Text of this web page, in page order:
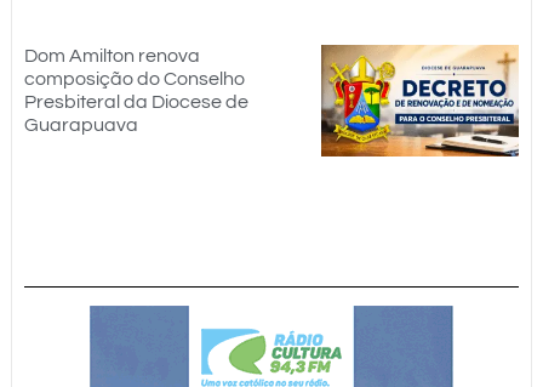
Dom Amilton renova
composição do Conselho
Presbiteral da Diocese de
Guarapuava